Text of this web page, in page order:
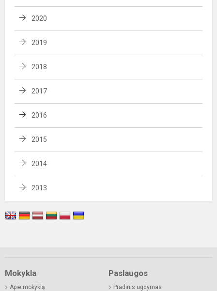
2020
2019
2018
2017
2016
2015
2014
2013
Mokykla
Apie mokyklą
Paslaugos
Pradinis ugdymas